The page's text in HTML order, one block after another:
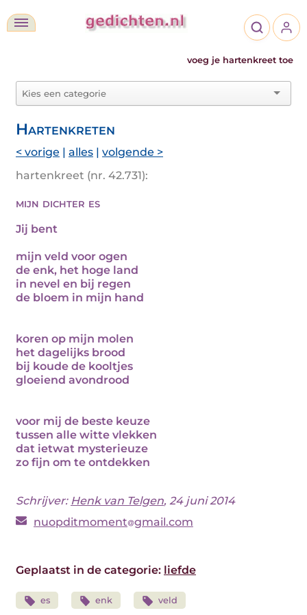
voeg je hartenkreet toe
Hartenkreten
< vorige | alles | volgende >
hartenkreet (nr. 42.731):
mijn dichter es
Jij bent
mijn veld voor ogen
de enk, het hoge land
in nevel en bij regen
de bloem in mijn hand
koren op mijn molen
het dagelijks brood
bij koude de kooltjes
gloeiend avondrood
voor mij de beste keuze
tussen alle witte vlekken
dat ietwat mysterieuze
zo fijn om te ontdekken
Schrijver: Henk van Telgen, 24 juni 2014
nuopditmoment gmail.com
Geplaatst in de categorie: liefde
es enk veld